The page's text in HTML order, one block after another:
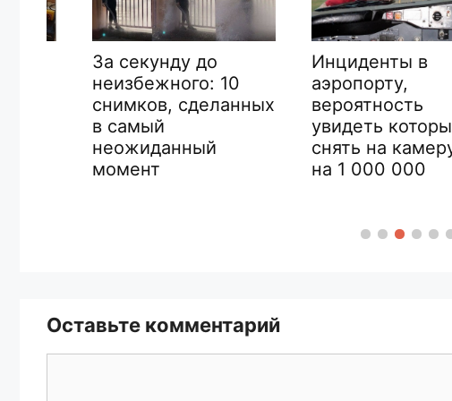
За секунду до
неизбежного: 10
снимков, сделанных
в самый
неожиданный
момент
Инциденты в
аэропорту,
вероятность
увидеть которые и
снять на камеру 1
на 1 000 000
Оставьте комментарий